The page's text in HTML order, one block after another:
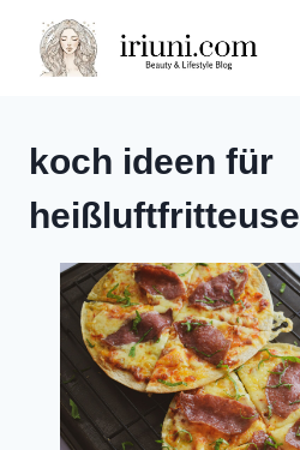
Inhalt
springen
koch ideen für
heißluftfritteuse